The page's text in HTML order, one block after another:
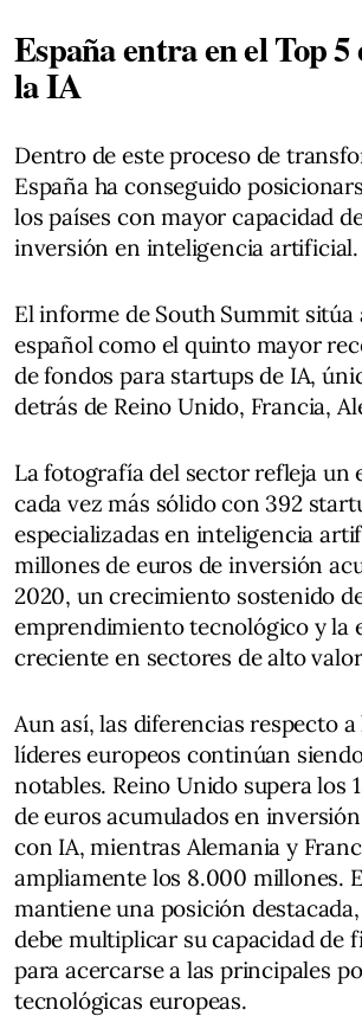
España entra en el Top 5
la IA
Dentro de este proceso de
España ha conseguido
los países con mayor capacidad
inversión en inteligencia artificial.
El informe de South Summit sitúa
español como el quinto mayor
de fondos para startups de IA,
detrás de Reino Unido, Francia,
La fotografía del sector refleja un
cada vez más sólido con 392
especializadas en inteligencia
millones de euros de inversión
2020, un crecimiento sostenido
emprendimiento tecnológico y la
creciente en sectores de alto
Aun así, las diferencias respecto
líderes europeos continúan
notables. Reino Unido supera los
de euros acumulados en
con IA, mientras Alemania y
ampliamente los 8.000 millones.
mantiene una posición
debe multiplicar su capacidad de
para acercarse a las principales
tecnológicas europeas.